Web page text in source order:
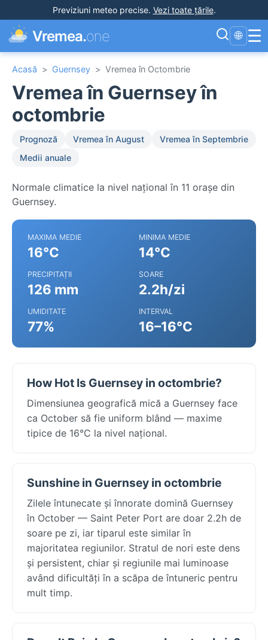
Previziuni meteo precise. Vezi toate țările.
Vremea.one 🌐 ☰
Acasă > Guernsey > Vremea în Octombrie
Vremea în Guernsey în
octombrie
Prognoză Vremea în August
Vremea în Septembrie
Medii anuale
Normale climatice la nivel național în 11 orașe din
Guernsey.
MAXIMA MEDIE
16°C
MINIMA MEDIE
14°C
PRECIPITAȚII
126 mm
SOARE
2.2h/zi
UMIDITATE
77%
INTERVAL
16–16°C
How Hot Is Guernsey in octombrie?
Dimensiunea geografică mică a Guernsey face
ca October să fie uniform blând — maxime
tipice de 16°C la nivel național.
Sunshine in Guernsey in octombrie
Zilele întunecate și înnorate domină Guernsey
în October — Saint Peter Port are doar 2.2h de
soare pe zi, iar tiparul este similar în
majoritatea regiunilor. Stratul de nori este dens
și persistent, chiar și regiunile mai luminoase
având dificultăți în a scăpa de întuneric pentru
mult timp.